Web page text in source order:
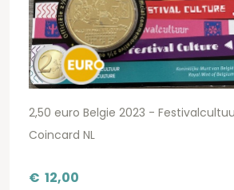
2,50 euro Belgie 2023 -
Coincard NL
€ 12,00